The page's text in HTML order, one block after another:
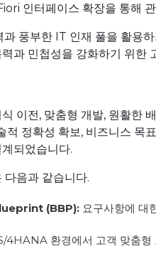
인터페이스 확장을 통해
과 풍부한 IT 인재 풀을 활용하
과 민첩성을 강화하기 위한
이전, 맞춤형 개발, 원활한
적 정확성 확보 , 비즈니스 목
계되었습니다.
다음과 같습니다.
(BBP): 요구사항에 대
4HANA 환경에서 고객 맞춤형